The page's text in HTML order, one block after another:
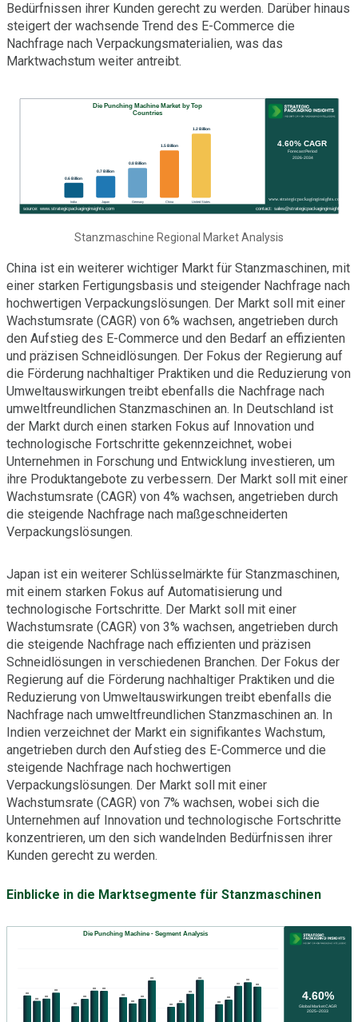
Bedürfnissen ihrer Kunden gerecht zu werden. Darüber hinaus
steigert der wachsende Trend des E-Commerce die
Nachfrage nach Verpackungsmaterialien, was das
Marktwachstum weiter antreibt.
Stanzmaschine Regional Market Analysis
China ist ein weiterer wichtiger Markt für Stanzmaschinen, mit
einer starken Fertigungsbasis und steigender Nachfrage nach
hochwertigen Verpackungslösungen. Der Markt soll mit einer
Wachstumsrate (CAGR) von 6% wachsen, angetrieben durch
den Aufstieg des E-Commerce und den Bedarf an effizienten
und präzisen Schneidlösungen. Der Fokus der Regierung auf
die Förderung nachhaltiger Praktiken und die Reduzierung von
Umweltauswirkungen treibt ebenfalls die Nachfrage nach
umweltfreundlichen Stanzmaschinen an. In Deutschland ist
der Markt durch einen starken Fokus auf Innovation und
technologische Fortschritte gekennzeichnet, wobei
Unternehmen in Forschung und Entwicklung investieren, um
ihre Produktangebote zu verbessern. Der Markt soll mit einer
Wachstumsrate (CAGR) von 4% wachsen, angetrieben durch
die steigende Nachfrage nach maßgeschneiderten
Verpackungslösungen.
Japan ist ein weiterer Schlüsselmärkte für Stanzmaschinen,
mit einem starken Fokus auf Automatisierung und
technologische Fortschritte. Der Markt soll mit einer
Wachstumsrate (CAGR) von 3% wachsen, angetrieben durch
die steigende Nachfrage nach effizienten und präzisen
Schneidlösungen in verschiedenen Branchen. Der Fokus der
Regierung auf die Förderung nachhaltiger Praktiken und die
Reduzierung von Umweltauswirkungen treibt ebenfalls die
Nachfrage nach umweltfreundlichen Stanzmaschinen an. In
Indien verzeichnet der Markt ein signifikantes Wachstum,
angetrieben durch den Aufstieg des E-Commerce und die
steigende Nachfrage nach hochwertigen
Verpackungslösungen. Der Markt soll mit einer
Wachstumsrate (CAGR) von 7% wachsen, wobei sich die
Unternehmen auf Innovation und technologische Fortschritte
konzentrieren, um den sich wandelnden Bedürfnissen ihrer
Kunden gerecht zu werden.
Einblicke in die Marktsegmente für Stanzmaschinen